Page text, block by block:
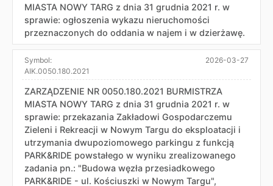
MIASTA NOWY TARG z dnia 31 grudnia 2021 r. w
sprawie: ogłoszenia wykazu nieruchomości
przeznaczonych do oddania w najem i w dzierżawę.
Symbol:
AIK.0050.180.2021
2026-03-27
ZARZĄDZENIE NR 0050.180.2021 BURMISTRZA
MIASTA NOWY TARG z dnia 31 grudnia 2021 r. w
sprawie: przekazania Zakładowi Gospodarczemu
Zieleni i Rekreacji w Nowym Targu do eksploatacji i
utrzymania dwupoziomowego parkingu z funkcją
PARK&RIDE powstałego w wyniku zrealizowanego
zadania pn.: "Budowa węzła przesiadkowego
PARK&RIDE - ul. Kościuszki w Nowym Targu",